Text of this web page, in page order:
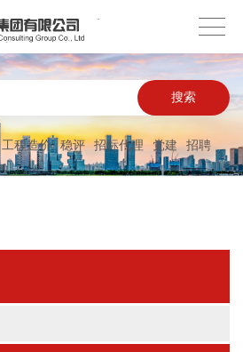
搜索
工程造价 稳评 招标代理 党建 招聘